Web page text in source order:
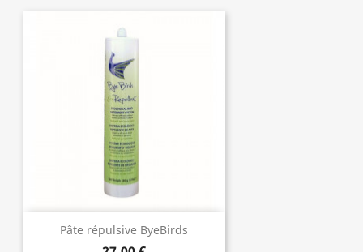
Pâte répulsive ByeBirds